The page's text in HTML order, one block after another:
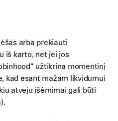
arba prekiauti
iš karto, net jei jos
užtikrina momentinį
kad esant mažam likvidumui
atveju išėmimai gali būti